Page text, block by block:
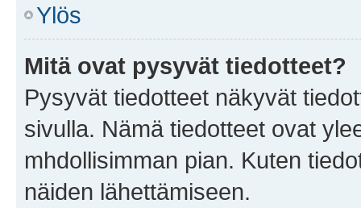
Ylös
Mitä ovat pysyvät tiedotteet?
Pysyvät tiedotteet näkyvät
sivulla. Nämä tiedotteet ovat
mhdollisimman pian. Kuten
näiden lähettämiseen.